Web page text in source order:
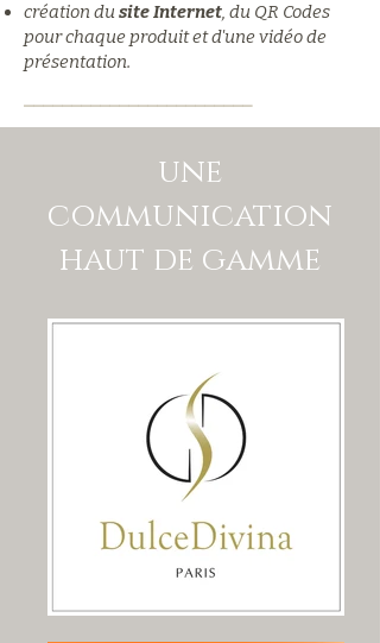
création du site Internet, du QR Codes
pour chaque produit et d'une vidéo de
présentation.
une
communication
haut de gamme